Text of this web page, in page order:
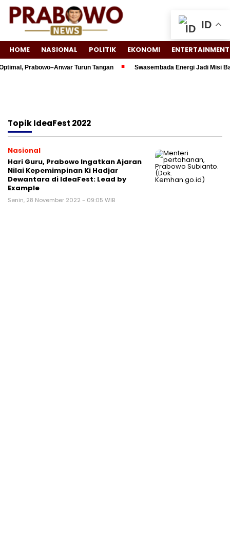
HOME NASIONAL POLITIK EKONOMI ENTERTAINMENT
Prabowo–Anwar Turun Tangan Swasembada Energi Jadi Misi
TopikIdeaFest 2022
Nasional
Hari Guru, Prabowo Ingatkan Ajaran
Nilai Kepemimpinan Ki Hadjar
Dewantara di IdeaFest: Lead by
Example
Senin, 28 November 2022 - 09:05 WIB
ID